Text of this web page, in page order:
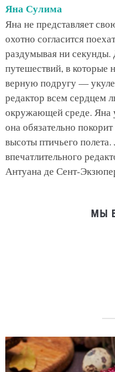
Яна Сулима
Яна не представляет
охотно согласится
раздумывая ни секунды.
путешествий, в которые
верную подругу —
редактор всем сердцем
окружающей среде. Яна
она обязательно
высоты птичьего
впечатлительного
Антуана де Сент-
МЫ В